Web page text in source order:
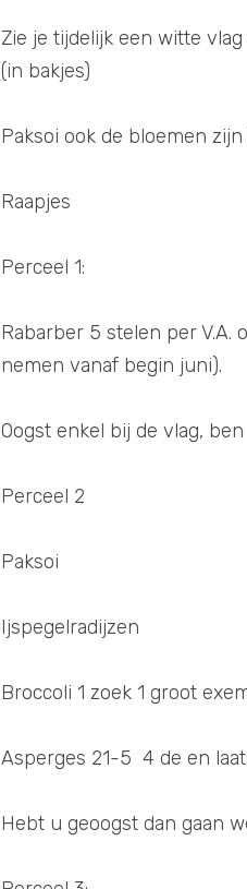
Zie je tijdelijk een witte
(in bakjes)
Paksoi ook de bloemen
Raapjes
Perceel 1:
Rabarber 5 stelen per V.A.
nemen vanaf begin juni).
Oogst enkel bij de vlag,
Perceel 2
Paksoi
Ijspegelradijzen
Broccoli 1 zoek 1 groot
Asperges 21-5  4 de en
Hebt u geoogst dan gaan